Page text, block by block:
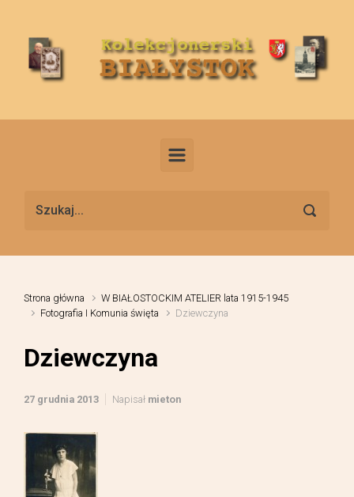
Strona główna
W BIAŁOSTOCKIM ATELIER lata 1915-1945
Fotografia I Komunia święta
Dziewczyna
Dziewczyna
27 grudnia 2013 Napisał mieton